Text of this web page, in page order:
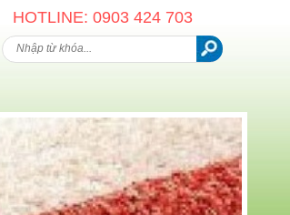
HOTLINE: 0903 424 703